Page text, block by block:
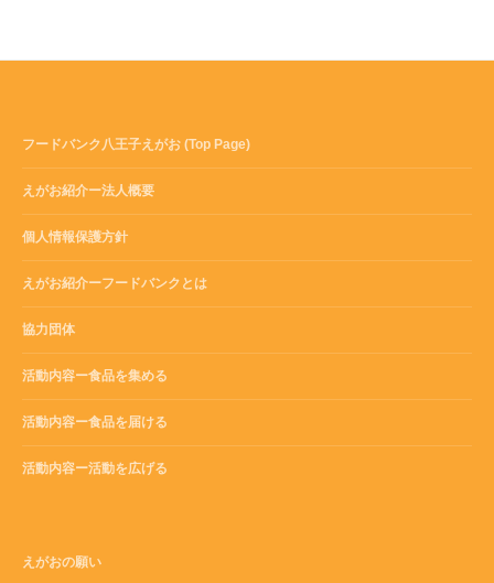
フードバンク八王子えがお (Top Page)
えがお紹介ー法人概要
個人情報保護方針
えがお紹介ーフードバンクとは
協力団体
活動内容ー食品を集める
活動内容ー食品を届ける
活動内容ー活動を広げる
えがおの願い